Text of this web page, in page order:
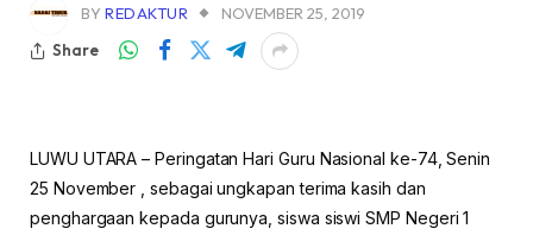
BY REDAKTUR
NOVEMBER 25, 2019
Share
LUWU UTARA – Peringatan Hari Guru Nasional ke-74, Senin
25 November , sebagai ungkapan terima kasih dan
penghargaan kepada gurunya, siswa siswi SMP Negeri 1